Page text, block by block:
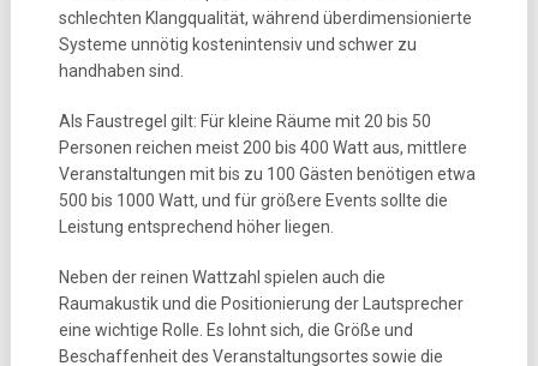
schlechten Klangqualität, während überdimensionierte
Systeme unnötig kostenintensiv und schwer zu
handhaben sind.
Als Faustregel gilt: Für kleine Räume mit 20 bis 50
Personen reichen meist 200 bis 400 Watt aus, mittlere
Veranstaltungen mit bis zu 100 Gästen benötigen etwa
500 bis 1000 Watt, und für größere Events sollte die
Leistung entsprechend höher liegen.
Neben der reinen Wattzahl spielen auch die
Raumakustik und die Positionierung der Lautsprecher
eine wichtige Rolle. Es lohnt sich, die Größe und
Beschaffenheit des Veranstaltungsortes sowie die